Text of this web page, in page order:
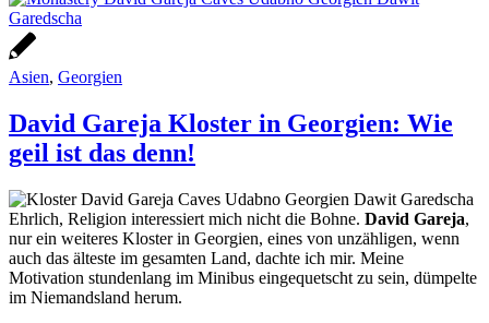
Asien, Georgien
David Gareja Kloster in Georgien: Wie
geil ist das denn!
Ehrlich, Religion interessiert mich nicht die Bohne. David Gareja,
nur ein weiteres Kloster in Georgien, eines von unzähligen, wenn
auch das älteste im gesamten Land, dachte ich mir. Meine
Motivation stundenlang im Minibus eingequetscht zu sein, dümpelte
im Niemandsland herum.